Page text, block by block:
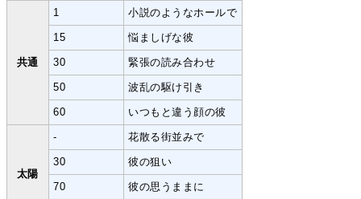
共通
1 小説のようなホールで
15 悩ましげな彼
30 緊張の読み合わせ
50 波乱の駆け引き
60 いつもと違う顔の彼
太陽
- 花散る街並みで
30 彼の狙い
70 彼の思うままに